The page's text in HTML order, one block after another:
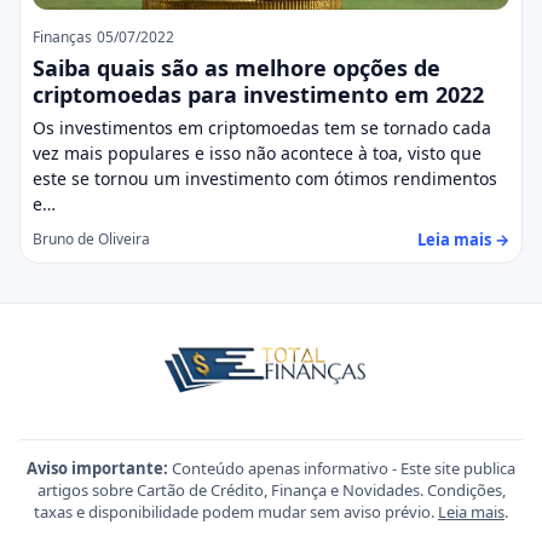
Finanças 05/07/2022
Saiba quais são as melhore opções de
criptomoedas para investimento em 2022
Os investimentos em criptomoedas tem se tornado cada
vez mais populares e isso não acontece à toa, visto que
este se tornou um investimento com ótimos rendimentos
e…
Bruno de Oliveira Leia mais →
Aviso importante: Conteúdo apenas informativo - Este site publica
artigos sobre Cartão de Crédito, Finança e Novidades. Condições,
taxas e disponibilidade podem mudar sem aviso prévio. Leia mais.